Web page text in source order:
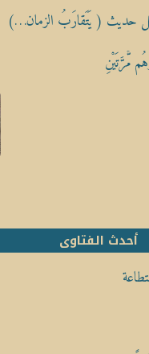
حديث ( يَتَقارَبُ الزمان…)
مَّرَّتَيْنِ
أحدث الفتاوى